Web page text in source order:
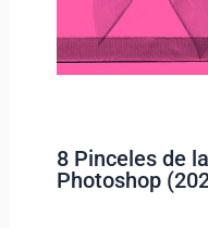
8 Pinceles de
Photoshop